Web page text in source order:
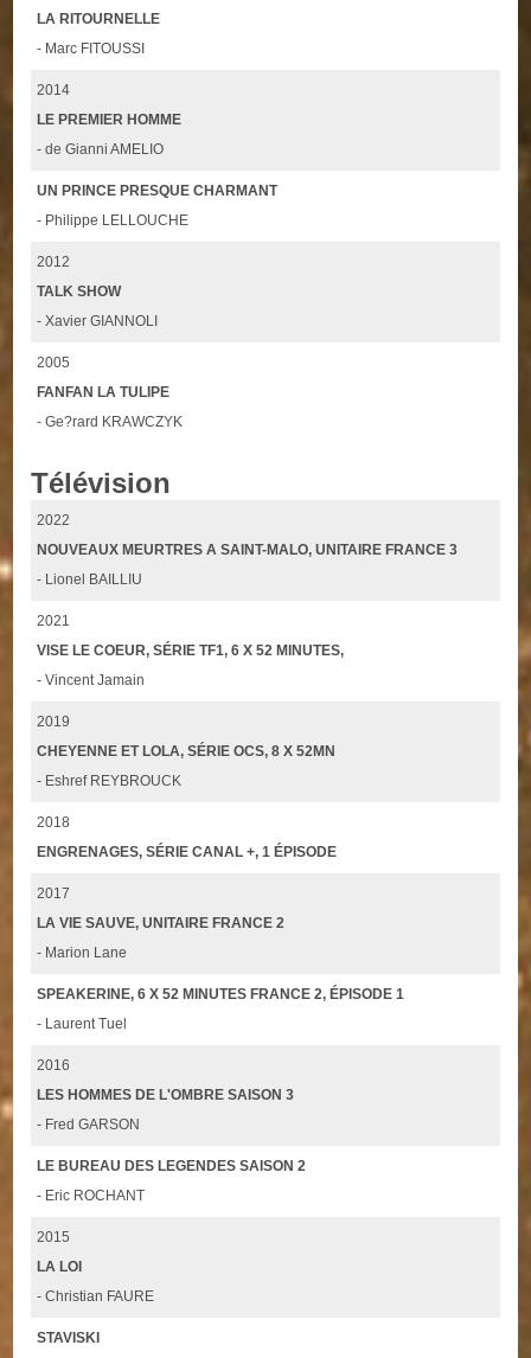
LA RITOURNELLE
- Marc FITOUSSI
2014
LE PREMIER HOMME
- de Gianni AMELIO
UN PRINCE PRESQUE CHARMANT
- Philippe LELLOUCHE
2012
TALK SHOW
- Xavier GIANNOLI
2005
FANFAN LA TULIPE
- Ge?rard KRAWCZYK
Télévision
2022
NOUVEAUX MEURTRES A SAINT-MALO, UNITAIRE FRANCE 3
- Lionel BAILLIU
2021
VISE LE COEUR, SÉRIE TF1, 6 X 52 MINUTES,
- Vincent Jamain
2019
CHEYENNE ET LOLA, SÉRIE OCS, 8 X 52MN
- Eshref REYBROUCK
2018
ENGRENAGES, SÉRIE CANAL +, 1 ÉPISODE
2017
LA VIE SAUVE, UNITAIRE FRANCE 2
- Marion Lane
SPEAKERINE, 6 X 52 MINUTES FRANCE 2, ÉPISODE 1
- Laurent Tuel
2016
LES HOMMES DE L'OMBRE SAISON 3
- Fred GARSON
LE BUREAU DES LEGENDES SAISON 2
- Eric ROCHANT
2015
LA LOI
- Christian FAURE
STAVISKI